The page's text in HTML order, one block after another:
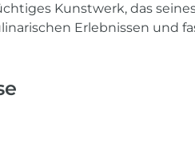
Kunstwerk, das
Erlebnissen und